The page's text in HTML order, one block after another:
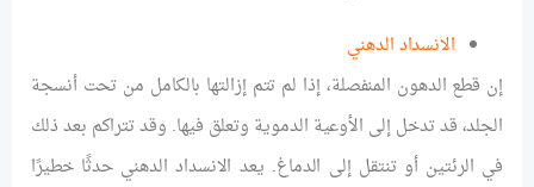
الانسداد الدهني
إن قطع الدهون المنفصلة، إذا لم تتم إزالتها بالكامل من تحت أنسجة
الجلد، قد تدخل إلى الأوعية الدموية وتعلق فيها. وقد تتراكم بعد ذلك
في الرئتين أو تنتقل إلى الدماغ. يعد الانسداد الدهني حدثًا خطيرًا